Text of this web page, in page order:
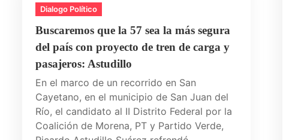
Dialogo Político
Buscaremos que la 57 sea la más segura
del país con proyecto de tren de carga y
pasajeros: Astudillo
En el marco de un recorrido en San
Cayetano, en el municipio de San Juan del
Río, el candidato al II Distrito Federal por la
Coalición de Morena, PT y Partido Verde,